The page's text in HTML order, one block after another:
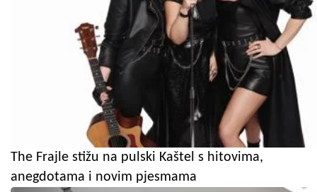
The Frajle stižu na pulski Kaštel s hitovima,
anegdotama i novim pjesmama